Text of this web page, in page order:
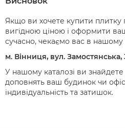
Якщо ви хочете купити плитку
вигідною ціною і оформити
сучасно, чекаємо вас в нашому
м. Вінниця, вул. Замостянська,
У нашому каталозі ви
доповнять ваш будинок чи
індивідуальність та затишок.